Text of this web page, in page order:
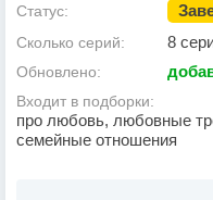
Статус:
Сколько серий: 8
Обновлено:
Входит в подборки:
про любовь, любовные
семейные отношения